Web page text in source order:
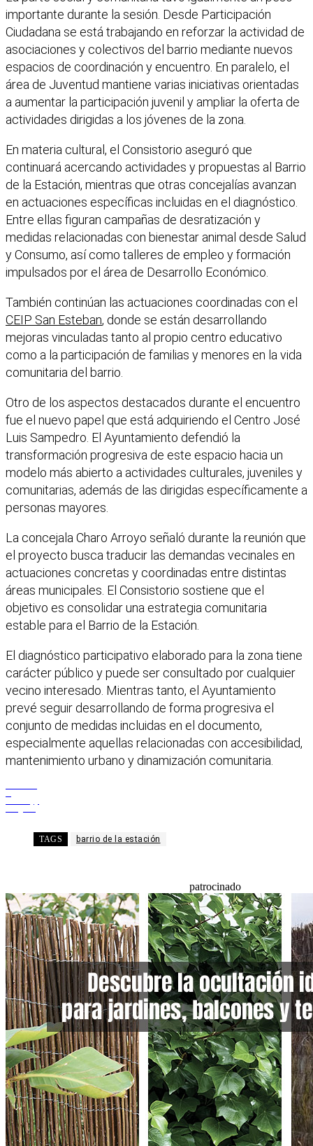
importante durante la sesión. Desde Participación
Ciudadana se está trabajando en reforzar la actividad de
asociaciones y colectivos del barrio mediante nuevos
espacios de coordinación y encuentro. En paralelo, el
área de Juventud mantiene varias iniciativas orientadas
a aumentar la participación juvenil y ampliar la oferta de
actividades dirigidas a los jóvenes de la zona.
En materia cultural, el Consistorio aseguró que
continuará acercando actividades y propuestas al Barrio
de la Estación, mientras que otras concejalías avanzan
en actuaciones específicas incluidas en el diagnóstico.
Entre ellas figuran campañas de desratización y
medidas relacionadas con bienestar animal desde Salud
y Consumo, así como talleres de empleo y formación
impulsados por el área de Desarrollo Económico.
También continúan las actuaciones coordinadas con el
CEIP San Esteban, donde se están desarrollando
mejoras vinculadas tanto al propio centro educativo
como a la participación de familias y menores en la vida
comunitaria del barrio.
Otro de los aspectos destacados durante el encuentro
fue el nuevo papel que está adquiriendo el Centro José
Luis Sampedro. El Ayuntamiento defendió la
transformación progresiva de este espacio hacia un
modelo más abierto a actividades culturales, juveniles y
comunitarias, además de las dirigidas específicamente a
personas mayores.
La concejala Charo Arroyo señaló durante la reunión que
el proyecto busca traducir las demandas vecinales en
actuaciones concretas y coordinadas entre distintas
áreas municipales. El Consistorio sostiene que el
objetivo es consolidar una estrategia comunitaria
estable para el Barrio de la Estación.
El diagnóstico participativo elaborado para la zona tiene
carácter público y puede ser consultado por cualquier
vecino interesado. Mientras tanto, el Ayuntamiento
prevé seguir desarrollando de forma progresiva el
conjunto de medidas incluidas en el documento,
especialmente aquellas relacionadas con accesibilidad,
mantenimiento urbano y dinamización comunitaria.
TAGS barrio de la estación
patrocinado